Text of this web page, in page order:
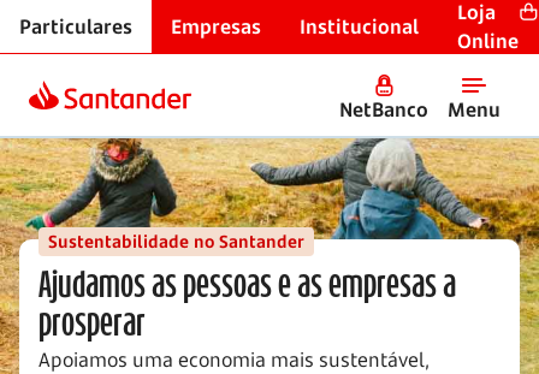
Particulares Empresas Institucional
Loja
Online
NetBanco Menu
Início
Sustentabilidade no Santander
Ajudamos as pessoas e as empresas a
prosperar
Apoiamos uma economia mais sustentável,